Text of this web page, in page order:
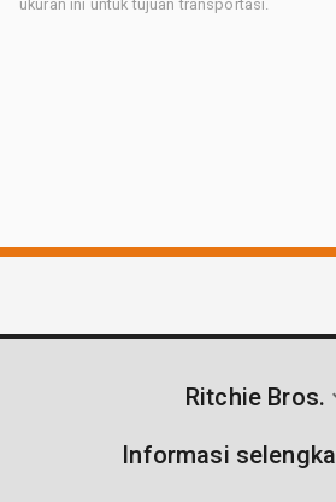
ukuran ini untuk tujuan transportasi.
Ritchie Bros.
Informasi